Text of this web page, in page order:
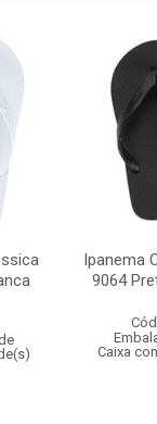
Ipanema
9064
Caixa